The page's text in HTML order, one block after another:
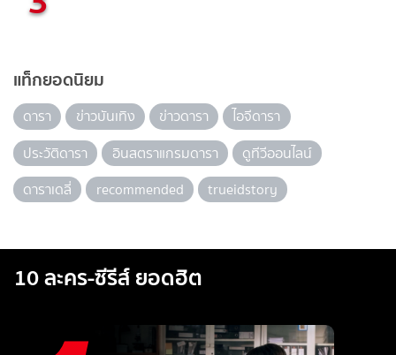
แท็กยอดนิยม
ดารา ข่าวบันเทิง ข่าวดารา
ไอจีดารา
ประวัติดารา
อินสตราแกรมดารา
ดูทีวีออนไลน์
ดาราเดลี่
recommended trueidstory
10 ละคร-ซีรีส์ ยอดฮิต